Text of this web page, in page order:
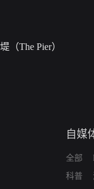
堤（The Pier）
自媒
全部
科普